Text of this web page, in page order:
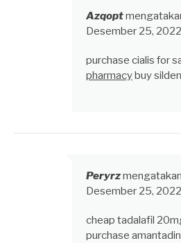
Azqopt
Desember 25,
purchase cialis for
pharmacybuy
Peryrz
Desember 25,
cheap tadalafil
purchase